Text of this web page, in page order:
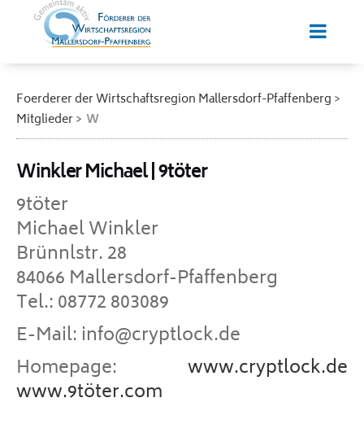
Foerderer der Wirtschaftsregion Mallersdorf-Pfaffenberg
Mitglieder
W
Winkler Michael | 9töter
9töter
Michael Winkler
Brünnlstr. 28
84066 Mallersdorf-Pfaffenberg
Tel.: 08772 803089
E-Mail: info@cryptlock.de
Homepage: www.cryptlock.de
www.9töter.com